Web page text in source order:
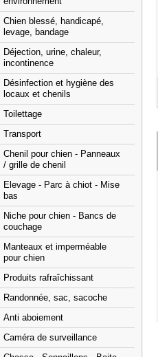
Chien blessé, handicapé,
levage, bandage
Déjection, urine, chaleur,
incontinence
Désinfection et hygiène des
locaux et chenils
Toilettage
Transport
Chenil pour chien - Panneaux
/ grille de chenil
Elevage - Parc à chiot - Mise
bas
Niche pour chien - Bancs de
couchage
Manteaux et imperméable
pour chien
Produits rafraîchissant
Randonnée, sac, sacoche
Anti aboiement
Caméra de surveillance